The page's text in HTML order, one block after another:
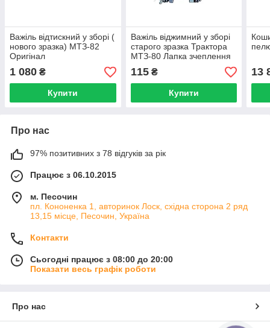
Важіль відтискний у зборі (
нового зразка) МТЗ-82
Оригінал
1 080 ₴
Купити
Важіль віджимний у зборі
старого зразка Трактора
МТЗ-80 Лапка зчеплення
115₴
Купити
13
Про нас
97% позитивних з 78 відгуків за рік
Працює з 06.10.2015
м. Песочин
пл. Кононенка 1, авторинок Лоск, східна сторона 2 ряд
13,15 місце, Песочин, Україна
Контакти
Сьогодні працює з 08:00 до 20:00
Показати весь графік роботи
Про нас